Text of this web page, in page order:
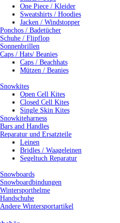
One Piece / Kleider
Sweatshirts / Hoodies
Jacken / Windstopper
Ponchos / Badetücher
Schuhe / Flipflop
Sonnenbrillen
Caps / Hats/ Beanies
Caps / Beachhats
Mützen / Beanies
Snowkites
Open Cell Kites
Closed Cell Kites
Single Skin Kites
Snowkiteharness
Bars and Handles
Reparatur und Ersatzteile
Leinen
Bridles / Waageleinen
Segeltuch Reparatur
Snowboards
Snowboardbindungen
Wintersporthelme
Handschuhe
Andere Wintersportartikel